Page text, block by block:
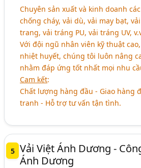
Chuyên sản xuất và kinh doanh
chống cháy, vải dù, vải may bạt,
trang, vải tráng PU, vải tráng UV,
Với đội ngũ nhân viên kỹ thuật
nhiệt huyết, chúng tôi luôn nâng
nhằm đáp ứng tốt nhất mọi nhu
Cam kết:
Chất lượng hàng đầu - Giao hàng
tranh - Hỗ trợ tư vấn tận tình.
5 Vải Việt Ánh Dương -
Ánh Dương